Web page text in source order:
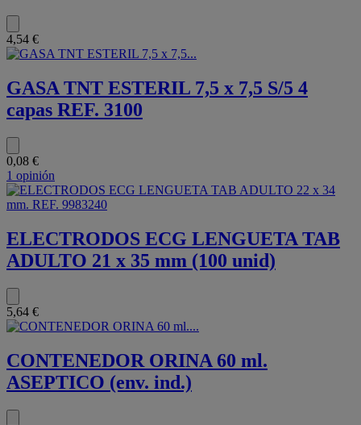
4,54 €
GASA TNT ESTERIL 7,5 x 7,5 S/5 4
capas REF. 3100
0,08 €
1 opinión
ELECTRODOS ECG LENGUETA TAB
ADULTO 21 x 35 mm (100 unid)
5,64 €
CONTENEDOR ORINA 60 ml.
ASEPTICO (env. ind.)